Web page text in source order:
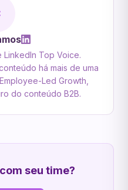
Top Voice.
há mais de uma
Led Growth,
do conteúdo B2B.
seu time?